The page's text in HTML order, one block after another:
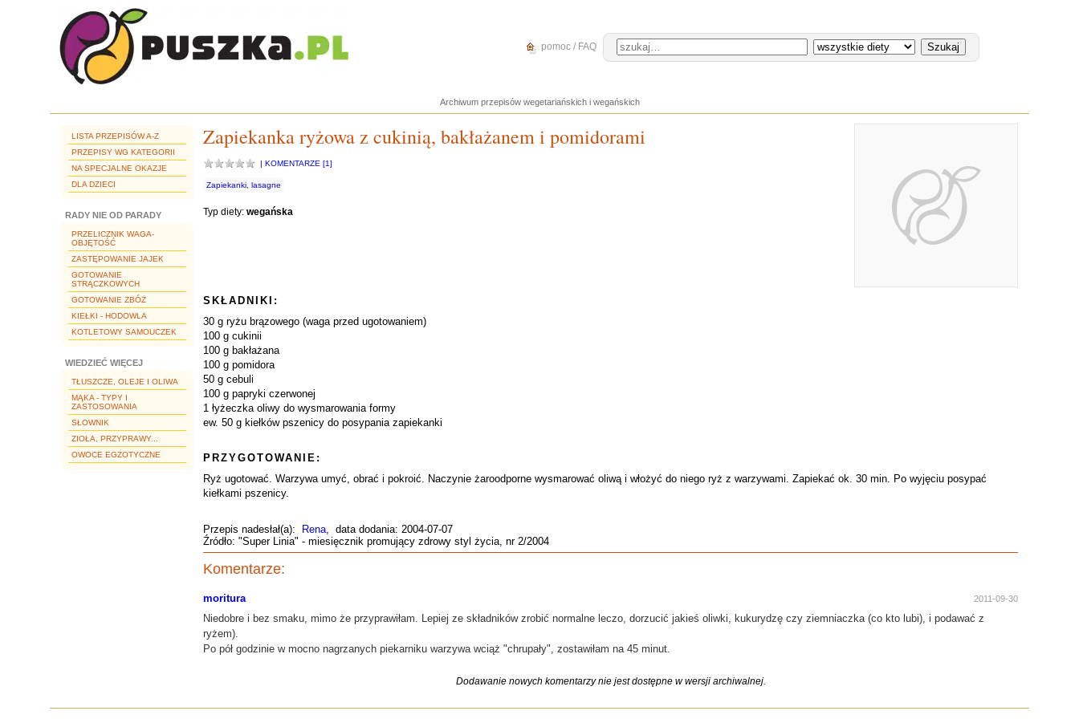
pomoc / FAQ
Archiwum przepisów wegetariańskich i wegańskich
LISTA PRZEPISÓW A-Z
PRZEPISY WG KATEGORII
NA SPECJALNE OKAZJE
DLA DZIECI
RADY NIE OD PARADY
PRZELICZNIK WAGA-
OBJĘTOŚĆ
ZASTĘPOWANIE JAJEK
GOTOWANIE
STRĄCZKOWYCH
GOTOWANIE ZBÓŻ
KIEŁKI - HODOWLA
KOTLETOWY SAMOUCZEK
WIEDZIEĆ WIĘCEJ
TŁUSZCZE, OLEJE I OLIWA
MĄKA - TYPY I
ZASTOSOWANIA
SŁOWNIK
ZIOŁA, PRZYPRAWY...
OWOCE EGZOTYCZNE
Zapiekanka ryżowa z cukinią, bakłażanem i pomidorami
| KOMENTARZE [1]
Zapiekanki, lasagne
Typ diety: wegańska
SKŁADNIKI:
30 g ryżu brązowego (waga przed ugotowaniem)
100 g cukinii
100 g bakłażana
100 g pomidora
50 g cebuli
100 g papryki czerwonej
1 łyżeczka oliwy do wysmarowania formy
ew. 50 g kiełków pszenicy do posypania zapiekanki
PRZYGOTOWANIE:
Ryż ugotować. Warzywa umyć, obrać i pokroić. Naczynie żaroodporne wysmarować oliwą i włożyć do niego ryż z warzywami. Zapiekać ok. 30 min. Po wyjęciu posypać
kiełkami pszenicy.
Przepis nadesłał(a): Rena, data dodania: 2004-07-07
Źródło: "Super Linia" - miesięcznik promujący zdrowy styl życia, nr 2/2004
Komentarze:
moritura 2011-09-30
Niedobre i bez smaku, mimo że przyprawiłam. Lepiej ze składników zrobić normalne leczo, dorzucić jakieś oliwki, kukurydzę czy ziemniaczka (co kto lubi), i podawać z
ryżem).
Po pół godzinie w mocno nagrzanych piekarniku warzywa wciąż "chrupały", zostawiłam na 45 minut.
Dodawanie nowych komentarzy nie jest dostępne w wersji archiwalnej.